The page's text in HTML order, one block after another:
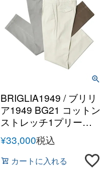
BRIGLIA1949 / ブリリ
ア1949 BG21 コットン
ストレッチ1プリーツ
テーパードパンツ
¥33,000税込
カートに入れる